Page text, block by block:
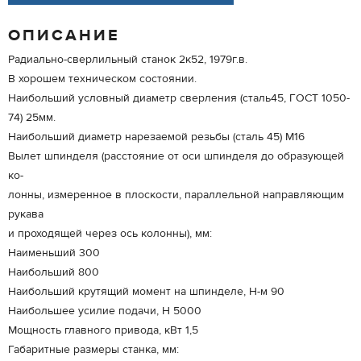
ОПИСАНИЕ
Радиально-сверлильный станок 2к52, 1979г.в.
В хорошем техническом состоянии.
Наибольший условный диаметр сверления (сталь45, ГОСТ 1050-
74) 25мм.
Наибольший диаметр нарезаемой резьбы (сталь 45) М16
Вылет шпинделя (расстояние от оси шпинделя до образующей
ко-
лонны, измеренное в плоскости, параллельной направляющим
рукава
и проходящей через ось колонны), мм:
Наименьший 300
Наибольший 800
Наибольший крутящий момент на шпинделе, Н-м 90
Наибольшее усилие подачи, Н 5000
Мощность главного привода, кВт 1,5
Габаритные размеры станка, мм: